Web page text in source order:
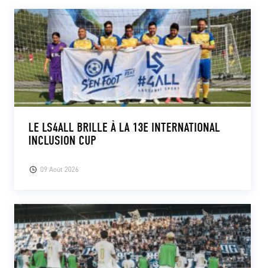
09 Août 2026
LE LS4ALL BRILLE À LA 13E INTERNATIONAL
INCLUSION CUP